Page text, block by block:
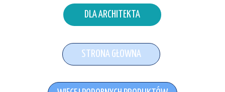
STRONA GŁOWNA
DLA ARCHITEKTA